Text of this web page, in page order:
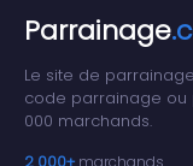
Parrainage
Le site de
code parrainage ou
000 marchands.
2 000+ marchands